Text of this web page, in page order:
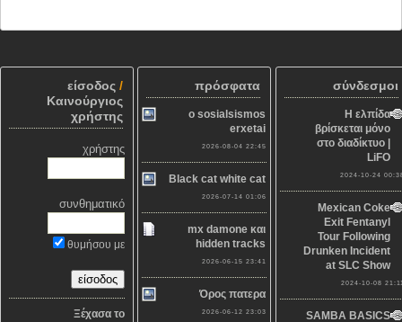
είσοδος/
Καινούργιος
χρήστης
χρήστης
συνθηματικό
θυμήσου με
Ξέχασα το
πρόσφατα
o sosialsismos
erxetai
2026-08-04 22:45
Black cat white cat
2026-07-14 01:06
mx damone και
hidden tracks
2026-06-15 23:41
Όρος πατερα
2026-06-12 23:03
σύνδεσμοι
Η ελπίδα
βρίσκεται μόνο
στο διαδίκτυο |
LiFO
2024-10-24
Mexican Coke
Exit Fentanyl
Tour Following
Drunken Incident
at SLC Show
2024-10-08
SAMBA BASICS